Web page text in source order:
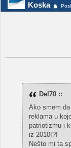
Koska
Del70 ::
Ako smem
reklama u
patriotizmu i
iz 2010!?!
Nešto mi ta